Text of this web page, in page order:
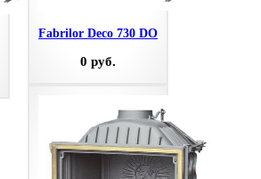
Fabrilor Deco 730 DO
0 руб.